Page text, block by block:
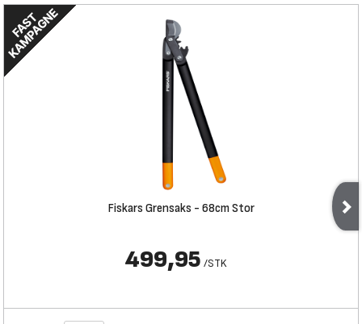
Fiskars Grensaks - 68cm Stor
499,95 /STK